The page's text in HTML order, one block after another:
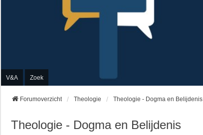
V&A Zoek
Forumoverzicht Theologie Theologie - Dogma en Belijdenis
Theologie - Dogma en Belijdenis